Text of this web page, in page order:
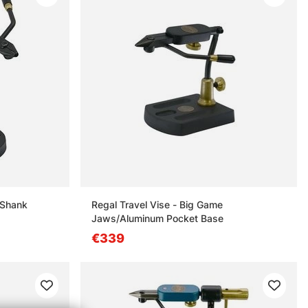
Regal Travel Vise - Big Game
Jaws/Aluminum Pocket Base
€339